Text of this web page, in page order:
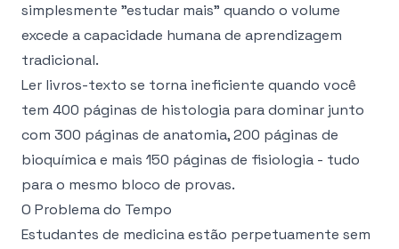
simplesmente "estudar mais" quando o volume
excede a capacidade humana de aprendizagem
tradicional.
Ler livros-texto se torna ineficiente quando você
tem 400 páginas de histologia para dominar junto
com 300 páginas de anatomia, 200 páginas de
bioquímica e mais 150 páginas de fisiologia - tudo
para o mesmo bloco de provas.
O Problema do Tempo
Estudantes de medicina estão perpetuamente sem